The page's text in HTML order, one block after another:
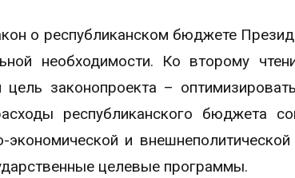
о республиканском бюджете
необходимости. Ко второму
цель законопроекта –
республиканского бюджета
и
целевые программы.